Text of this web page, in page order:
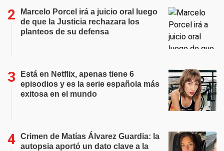
Marcelo Porcel irá a juicio oral luego
de que la Justicia rechazara los
planteos de su defensa
Está en Netflix, apenas tiene 6
episodios y es la serie española más
exitosa en el mundo
Crimen de Matías Álvarez Guardia: la
autopsia aportó un dato clave a la